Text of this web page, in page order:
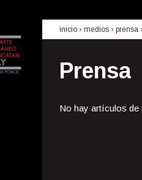
inicio › medios › prensa
Prensa
No hay artículos de